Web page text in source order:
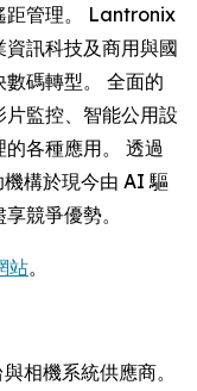
距管理。 Lantronix
訊科技及商用與國
碼轉型。 全面的
監控、智能公用設
各種應用。 透過
構於現今由 AI 驅
競爭優勢。
站。
相機系統供應商。